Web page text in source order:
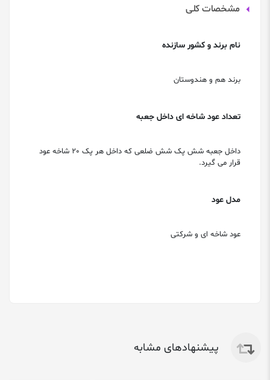
مشخصات کلی
نام برند و کشور سازنده
برند هم و هندوستان
تعداد عود شاخه ای داخل جعبه
داخل جعبه شش پک شش ضلعی که داخل هر پک 20 شاخه عود
قرار می گیرد.
مدل عود
عود شاخه ای و شرکتی
پیشنهادهای مشابه